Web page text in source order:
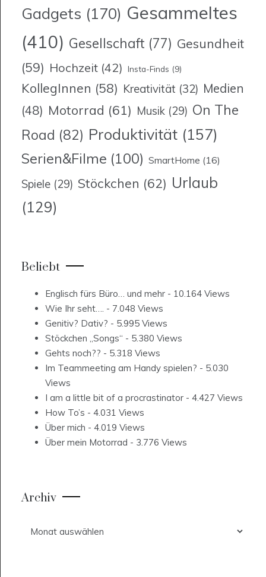
Gadgets (170) Gesammeltes
(410) Gesellschaft (77) Gesundheit
(59) Hochzeit (42) Insta-Finds (9)
KollegInnen (58) Kreativität (32) Medien
(48) Motorrad (61) Musik (29) On The
Road (82) Produktivität (157)
Serien&Filme (100) SmartHome (16)
Spiele (29) Stöckchen (62) Urlaub
(129)
Beliebt
Englisch fürs Büro… und mehr - 10.164 Views
Wie Ihr seht…. - 7.048 Views
Genitiv? Dativ? - 5.995 Views
Stöckchen „Songs“ - 5.380 Views
Gehts noch?? - 5.318 Views
Im Teammeeting am Handy spielen? - 5.030
Views
I am a little bit of a procrastinator - 4.427 Views
How To’s - 4.031 Views
Über mich - 4.019 Views
Über mein Motorrad - 3.776 Views
Archiv